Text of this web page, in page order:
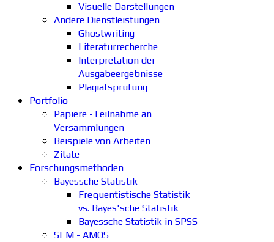
Visuelle Darstellungen
Andere Dienstleistungen
Ghostwriting
Literaturrecherche
Interpretation der
Ausgabeergebnisse
Plagiatsprüfung
Portfolio
Papiere -Teilnahme an
Versammlungen
Beispiele von Arbeiten
Zitate
Forschungsmethoden
Bayessche Statistik
Frequentistische Statistik
vs. Bayes'sche Statistik
Bayessche Statistik in SPSS
SEM - AMOS